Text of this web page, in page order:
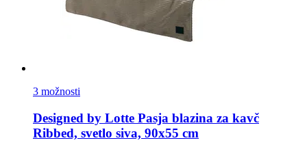
3 možnosti
Designed by Lotte Pasja blazina za kavč
Ribbed, svetlo siva, 90x55 cm